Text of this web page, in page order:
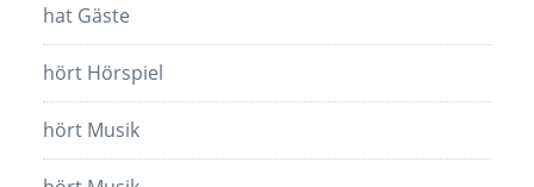
hat Gäste
hört Hörspiel
hört Musik